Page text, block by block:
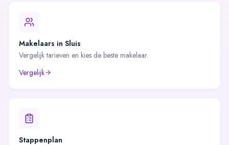
Makelaars in Sluis
Vergelijk tarieven en kies de beste makelaar.
Vergelijk
Stappenplan